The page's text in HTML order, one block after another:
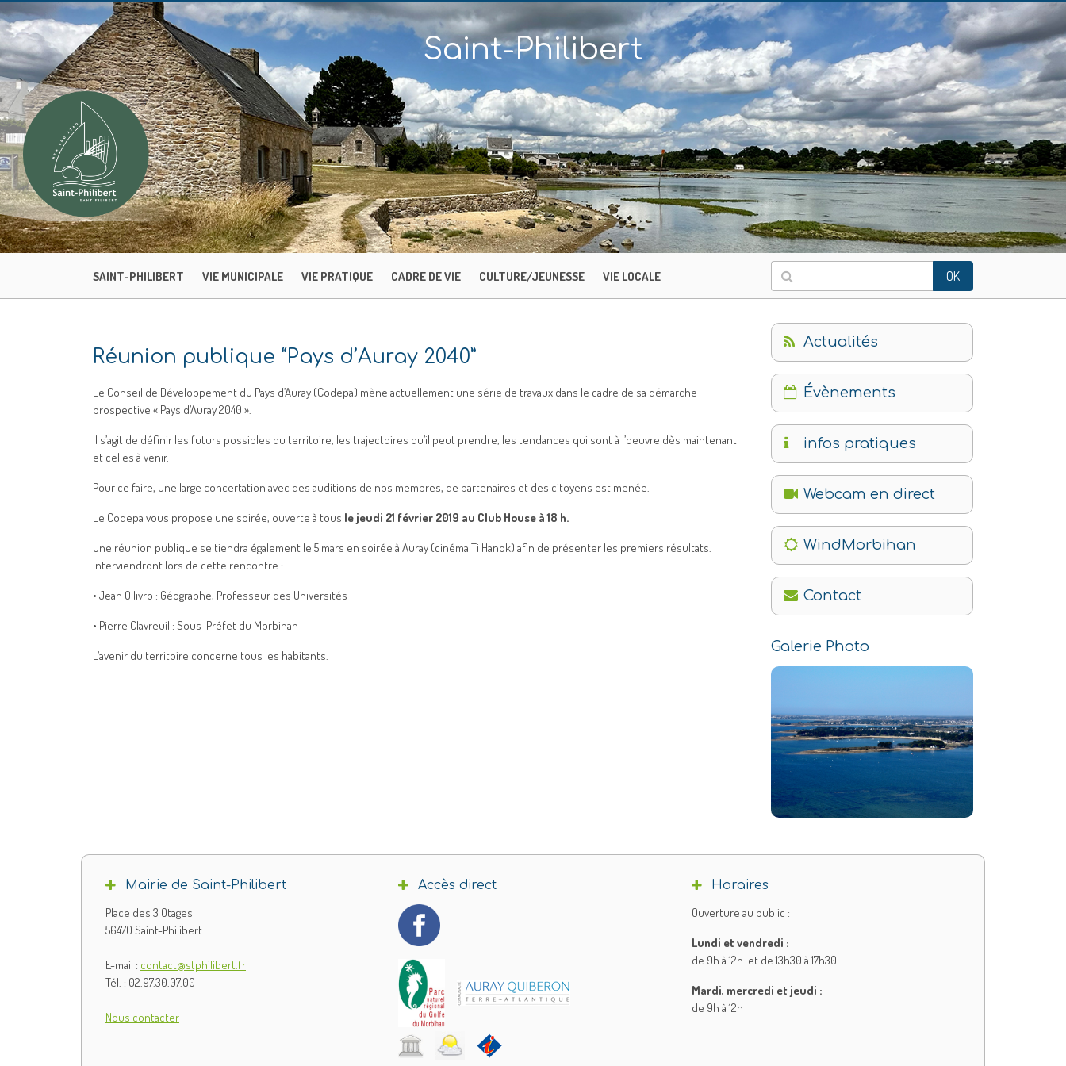
Saint-Philibert
SAINT-PHILIBERT VIE MUNICIPALE VIE PRATIQUE CADRE DE VIE CULTURE/JEUNESSE VIE LOCALE OK
Réunion publique “Pays d’Auray 2040”
Le Conseil de Développement du Pays d’Auray (Codepa) mène actuellement une série de travaux dans le cadre de sa démarche
prospective « Pays d’Auray 2040 ».
Il s’agit de définir les futurs possibles du territoire, les trajectoires qu’il peut prendre, les tendances qui sont à l’oeuvre dès maintenant
et celles à venir.
Pour ce faire, une large concertation avec des auditions de nos membres, de partenaires et des citoyens est menée.
Le Codepa vous propose une soirée, ouverte à tous le jeudi 21 février 2019 au Club House à 18 h.
Une réunion publique se tiendra également le 5 mars en soirée à Auray (cinéma Ti Hanok) afin de présenter les premiers résultats.
Interviendront lors de cette rencontre :
• Jean Ollivro : Géographe, Professeur des Universités
• Pierre Clavreuil : Sous-Préfet du Morbihan
L’avenir du territoire concerne tous les habitants.
Actualités
Évènements
infos pratiques
Webcam en direct
WindMorbihan
Contact
Galerie Photo
Mairie de Saint-Philibert
Place des 3 Otages
56470 Saint-Philibert
E-mail : contact@stphilibert.fr
Tél. : 02.97.30.07.00
Nous contacter
Accès direct Horaires
Ouverture au public :
Lundi et vendredi :
de 9h à 12h et de 13h30 à 17h30
Mardi, mercredi et jeudi :
de 9h à 12h